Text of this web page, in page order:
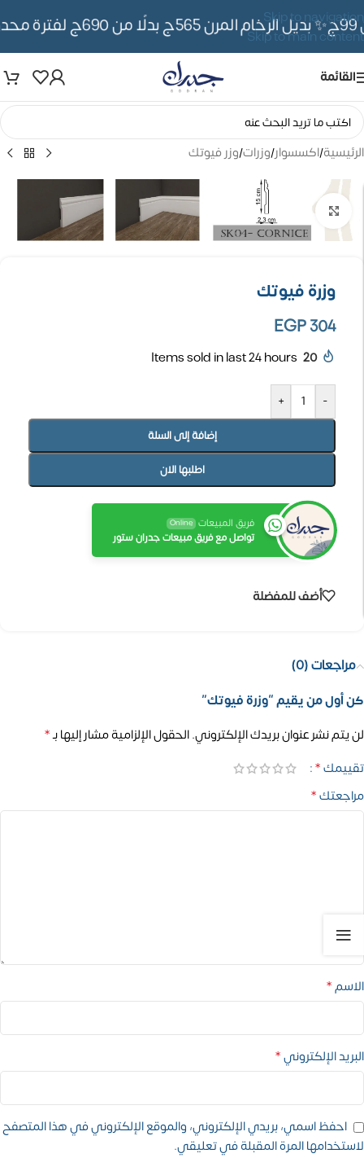
Skip to navigation
Skip to main content
✨ بديل الرخام المرن 565ج بدلًا من 690ج لفترة محدوده
القائمة
الرئيسية/اكسسوار/وزرات/وزر فيوتك
تكبير الصورة
وزرة فيوتك
EGP304
20
Items sold in last 24 hours
-
+
إضافة إلى السلة
اطلبها الان
فريق المبيعات Online
تواصل مع فريق مبيعات جدران ستور
أضف للمفضلة
مراجعات (0)
كن أول من يقيم “وزرة فيوتك”
لن يتم نشر عنوان بريدك الإلكتروني.الحقول الإلزامية مشار إليها بـ*
تقييمك*
مراجعتك*
الاسم*
البريد الإلكتروني*
احفظ اسمي، بريدي الإلكتروني، والموقع الإلكتروني في هذا المتصفح
لاستخدامها المرة المقبلة في تعليقي.